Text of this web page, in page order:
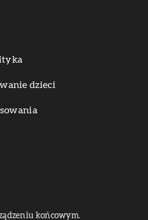
dzieci
końcowym.